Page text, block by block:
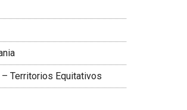
Territorios Equitativos